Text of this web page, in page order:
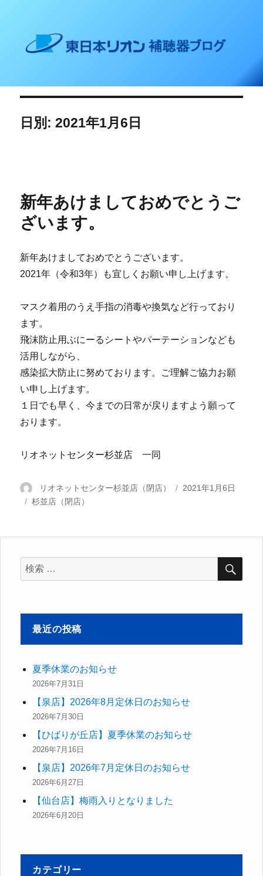
東日本リオン 補聴器ブログ
日別: 2021年1月6日
新年あけましておめでとうご
ざいます。
新年あけましておめでとうございます。
2021年（令和3年）も宜しくお願い申し上げます。
マスク着用のうえ手指の消毒や換気など行っており
ます。
飛沫防止用ぶにーるシートやパーテーションなども
活用しながら、
感染拡大防止に努めております。ご理解ご協力お願
い申し上げます。
１日でも早く、今までの日常が戻りますよう願って
おります。
リオネットセンター杉並店 一同
投
稿
リオネットセンター杉並店（閉店）
投
2021年1月6日
カ
ー
杉並店（閉店）
検
索
象:
最近の投稿
夏季休業のお知らせ
2026年7月31日
【泉店】2026年8月定休日のお知らせ
2026年7月30日
【ひばりが丘店】夏季休業のお知らせ
2026年7月16日
【泉店】2026年7月定休日のお知らせ
2026年6月27日
【仙台店】梅雨入りとなりました
2026年6月20日
カテゴリー